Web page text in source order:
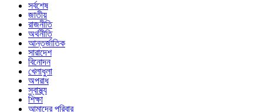
সর্বশেষ
জাতীয়
রাজনীতি
অর্থনীতি
আন্তর্জাতিক
সারাদেশ
বিনোদন
খেলাধুলা
অপরাধ
স্বাস্থ্য
শিক্ষা
আমাদের পরিবার